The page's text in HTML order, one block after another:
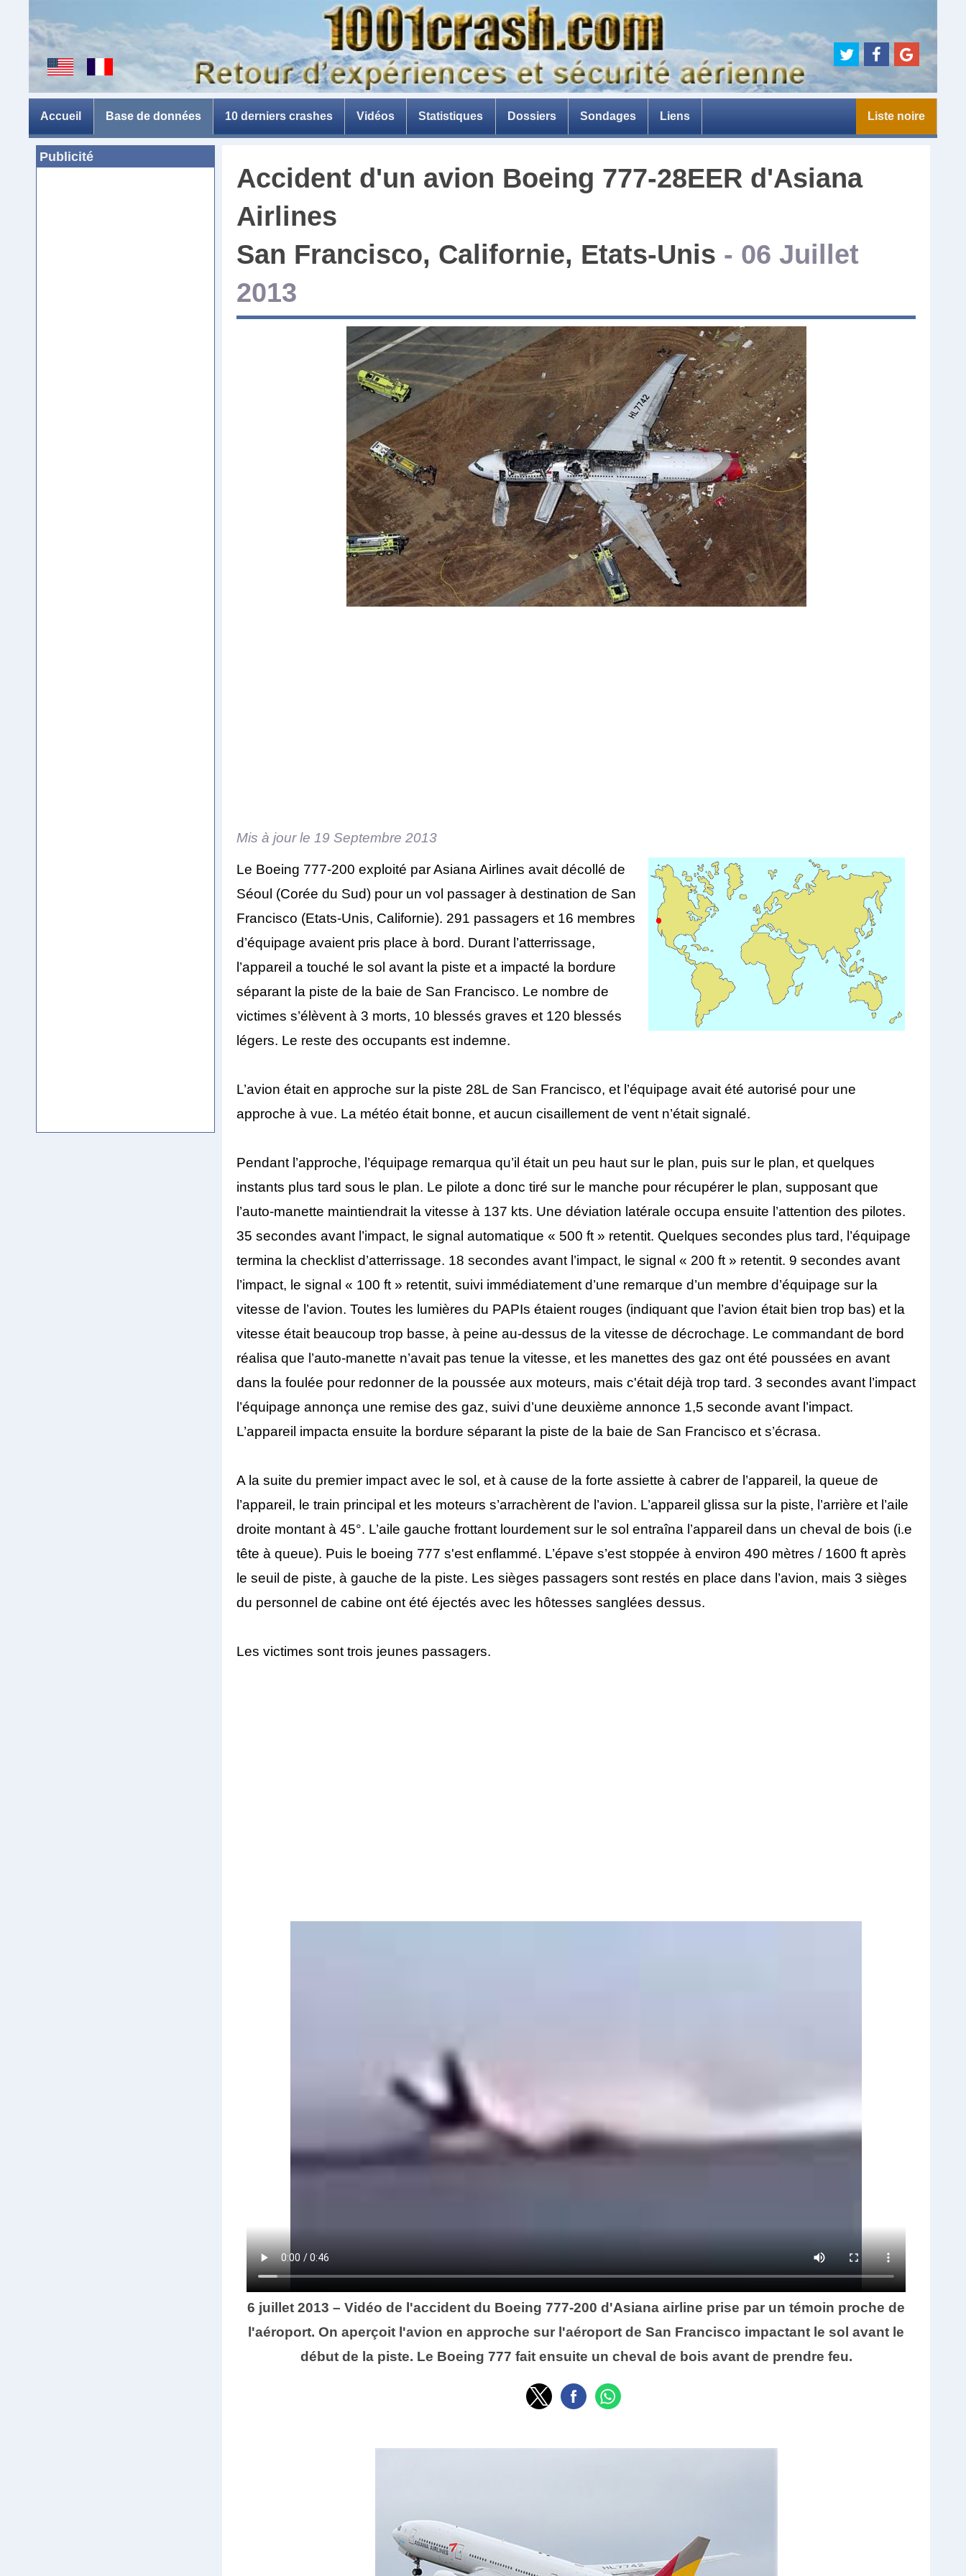
Accueil Base de données 10 derniers crashes Vidéos Statistiques Dossiers
La peur de l'avion
Les briseurs de barrages
Sondages Liens Liste noire
Publicité
Accident d'un avion Boeing 777-28EER d'Asiana
Airlines
San Francisco, Californie, Etats-Unis - 06 Juillet
2013
Mis à jour le 19 Septembre 2013
Le Boeing 777-200 exploité par Asiana Airlines avait décollé de
Séoul (Corée du Sud) pour un vol passager à destination de San
Francisco (Etats-Unis, Californie). 291 passagers et 16 membres
d’équipage avaient pris place à bord. Durant l’atterrissage,
l’appareil a touché le sol avant la piste et a impacté la bordure
séparant la piste de la baie de San Francisco. Le nombre de
victimes s’élèvent à 3 morts, 10 blessés graves et 120 blessés
légers. Le reste des occupants est indemne.
L’avion était en approche sur la piste 28L de San Francisco, et l’équipage avait été autorisé pour une
approche à vue. La météo était bonne, et aucun cisaillement de vent n’était signalé.
Pendant l’approche, l’équipage remarqua qu’il était un peu haut sur le plan, puis sur le plan, et quelques
instants plus tard sous le plan. Le pilote a donc tiré sur le manche pour récupérer le plan, supposant que
l’auto-manette maintiendrait la vitesse à 137 kts. Une déviation latérale occupa ensuite l’attention des pilotes.
35 secondes avant l’impact, le signal automatique « 500 ft » retentit. Quelques secondes plus tard, l’équipage
termina la checklist d’atterrissage. 18 secondes avant l’impact, le signal « 200 ft » retentit. 9 secondes avant
l’impact, le signal « 100 ft » retentit, suivi immédiatement d’une remarque d’un membre d’équipage sur la
vitesse de l’avion. Toutes les lumières du PAPIs étaient rouges (indiquant que l’avion était bien trop bas) et la
vitesse était beaucoup trop basse, à peine au-dessus de la vitesse de décrochage. Le commandant de bord
réalisa que l’auto-manette n’avait pas tenue la vitesse, et les manettes des gaz ont été poussées en avant
dans la foulée pour redonner de la poussée aux moteurs, mais c'était déjà trop tard. 3 secondes avant l’impact
l’équipage annonça une remise des gaz, suivi d’une deuxième annonce 1,5 seconde avant l’impact.
L’appareil impacta ensuite la bordure séparant la piste de la baie de San Francisco et s’écrasa.
A la suite du premier impact avec le sol, et à cause de la forte assiette à cabrer de l’appareil, la queue de
l’appareil, le train principal et les moteurs s’arrachèrent de l’avion. L’appareil glissa sur la piste, l’arrière et l’aile
droite montant à 45°. L’aile gauche frottant lourdement sur le sol entraîna l’appareil dans un cheval de bois (i.e
tête à queue). Puis le boeing 777 s'est enflammé. L’épave s’est stoppée à environ 490 mètres / 1600 ft après
le seuil de piste, à gauche de la piste. Les sièges passagers sont restés en place dans l’avion, mais 3 sièges
du personnel de cabine ont été éjectés avec les hôtesses sanglées dessus.
Les victimes sont trois jeunes passagers.
6 juillet 2013 – Vidéo de l'accident du Boeing 777-200 d'Asiana airline prise par un témoin proche de
l'aéroport. On aperçoit l'avion en approche sur l'aéroport de San Francisco impactant le sol avant le
début de la piste. Le Boeing 777 fait ensuite un cheval de bois avant de prendre feu.